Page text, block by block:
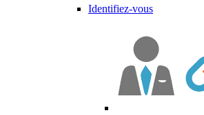
Identifiez-vous